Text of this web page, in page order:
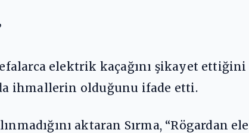
elektrik kaçağını şikayet
ihmallerin olduğunu ifade etti.
aktaran Sırma, “Rögardan